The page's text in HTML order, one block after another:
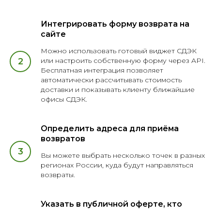
Интегрировать форму возврата на
сайте
Можно использовать готовый виджет СДЭК
или настроить собственную форму через API.
Бесплатная интеграция позволяет
автоматически рассчитывать стоимость
доставки и показывать клиенту ближайшие
офисы СДЭК.
Определить адреса для приёма
возвратов
Вы можете выбрать несколько точек в разных
регионах России, куда будут направляться
возвраты.
Указать в публичной оферте, кто